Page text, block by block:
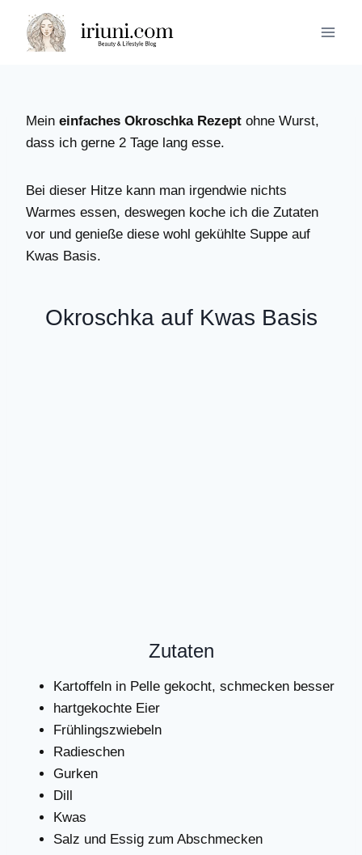
Inhalt
springen
Mein einfaches Okroschka Rezept ohne Wurst,
dass ich gerne 2 Tage lang esse.
Bei dieser Hitze kann man irgendwie nichts
Warmes essen, deswegen koche ich die Zutaten
vor und genieße diese wohl gekühlte Suppe auf
Kwas Basis.
Okroschka auf Kwas Basis
Zutaten
Kartoffeln in Pelle gekocht, schmecken besser
hartgekochte Eier
Frühlingszwiebeln
Radieschen
Gurken
Dill
Kwas
Salz und Essig zum Abschmecken